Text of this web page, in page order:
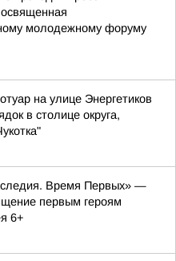
молодежному форуму
на улице Энергетиков
в столице округа,
Время Первых» —
первым героям
6+